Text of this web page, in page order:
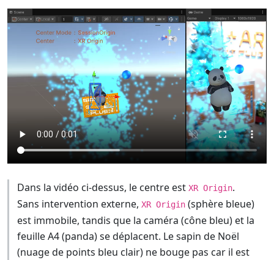
Dans la vidéo ci-dessus, le centre est XR Origin.
Sans intervention externe, XR Origin(sphère bleue)
est immobile, tandis que la caméra (cône bleu) et la
feuille A4 (panda) se déplacent. Le sapin de Noël
(nuage de points bleu clair) ne bouge pas car il est